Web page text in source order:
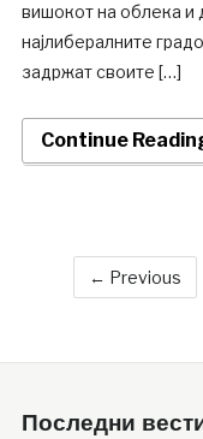
вишокот на облека и
најлибералните
задржат своите […]
Continue
← Previous
Последни